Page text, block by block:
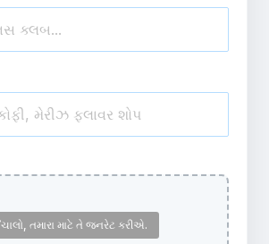
ચાલો, તમારા માટે તે જનરેટ કરીએ.